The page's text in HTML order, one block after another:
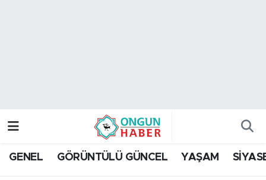
GENEL GÖRÜNTÜLÜ GÜNCEL YAŞAM
Trafik Durumu